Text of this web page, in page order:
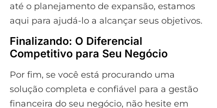
até o planejamento de expansão, estamos
aqui para ajudá-lo a alcançar seus objetivos.
Finalizando: O Diferencial
Competitivo para Seu Negócio
Por fim, se você está procurando uma
solução completa e confiável para a gestão
financeira do seu negócio, não hesite em